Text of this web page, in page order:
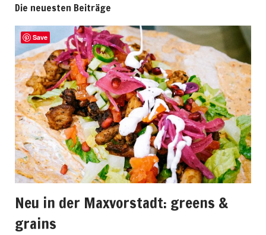
Die neuesten Beiträge
Neu in der Maxvorstadt: greens &
grains
Save